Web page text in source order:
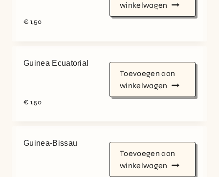
€ 1,50
winkelwagen
Guinea Ecuatorial
€ 1,50
Toevoegen aan
winkelwagen
Guinea-Bissau
Toevoegen aan
winkelwagen